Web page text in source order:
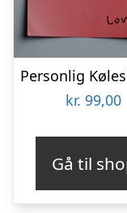
kr. 99,00
Gå til